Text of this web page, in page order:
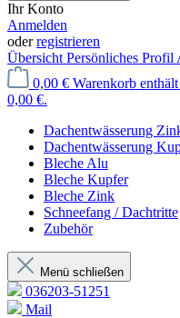
Ihr Konto
Anmelden
oderregistrieren
Übersicht Persönliches Profil
0,00 € Warenkorb
0,00 €.
Dachentwässerung
Dachentwässerung
Bleche Alu
Bleche Kupfer
Bleche Zink
Schneefang / Dachtritte
Zubehör
Menü schließen
036203-51251
Mail